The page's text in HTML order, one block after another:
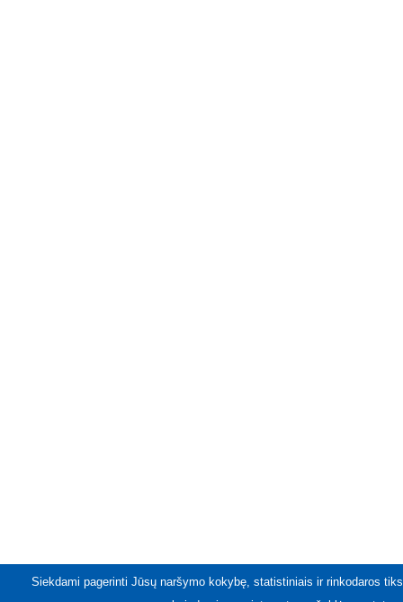
Siekdami pagerinti Jūsų naršymo kokybę, statistiniais ir rinkodaros